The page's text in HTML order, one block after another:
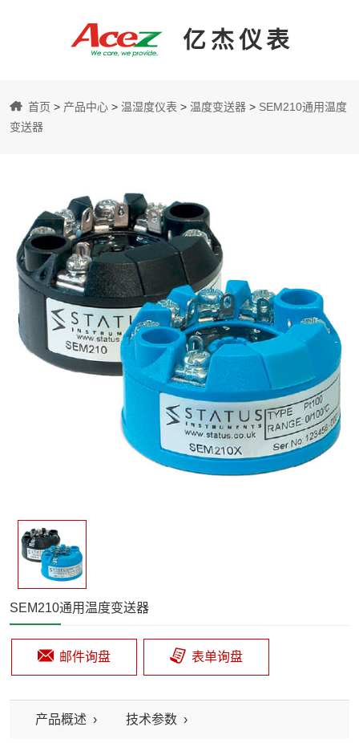
亿杰仪表
首页 > 产品中心 > 温湿度仪表 > 温度变送器 > SEM210通用温度
变送器
SEM210通用温度变送器
邮件询盘 表单询盘
产品概述 技术参数